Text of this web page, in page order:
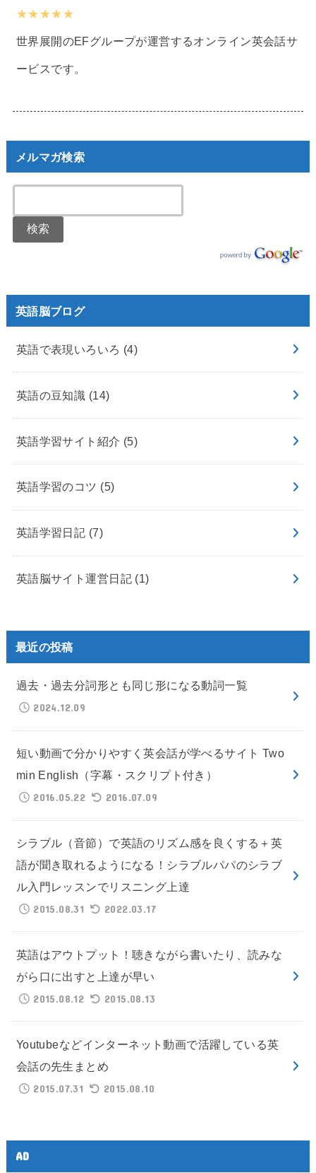
★★★★★
世界展開のEFグループが運営するオンライン英会話サ
ービスです。
メルマガ検索
英語脳ブログ
英語で表現いろいろ (4)
英語の豆知識 (14)
英語学習サイト紹介 (5)
英語学習のコツ (5)
英語学習日記 (7)
英語脳サイト運営日記 (1)
最近の投稿
過去・過去分詞形とも同じ形になる動詞一覧
2024.12.09
短い動画で分かりやすく英会話が学べるサイト Two
min English（字幕・スクリプト付き）
2016.05.22
2016.07.09
シラブル（音節）で英語のリズム感を良くする＋英
語が聞き取れるようになる！シラブルパパのシラブ
ル入門レッスンでリスニング上達
2015.08.31
2022.03.17
英語はアウトプット！聴きながら書いたり、読みな
がら口に出すと上達が早い
2015.08.12
2015.08.13
Youtubeなどインターネット動画で活躍している英
会話の先生まとめ
2015.07.31
2015.08.10
AD